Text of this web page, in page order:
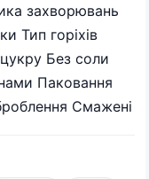
захворювань
Тип горіхів
Без соли
Паковання
Смажені